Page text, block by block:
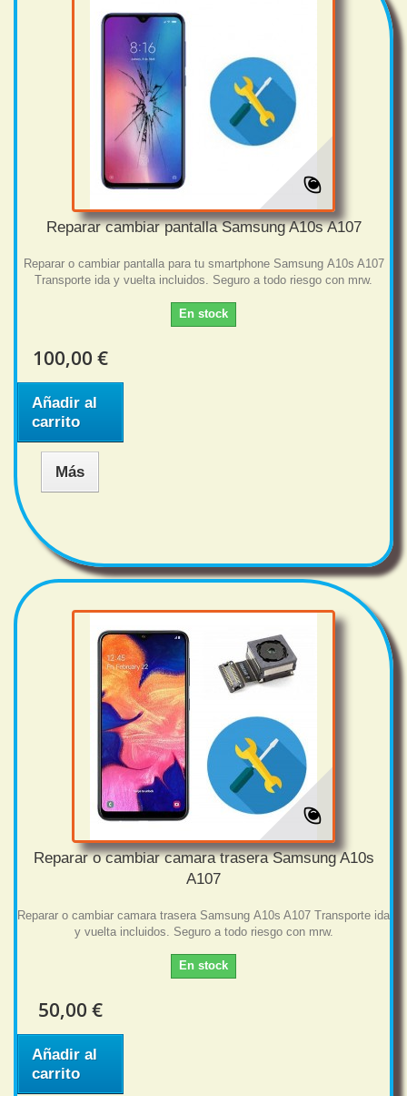
Reparar cambiar pantalla Samsung A10s A107
Reparar o cambiar pantalla para tu smartphone Samsung A10s A107
Transporte ida y vuelta incluidos. Seguro a todo riesgo con mrw.
En stock
100,00 €
Añadir al
carrito
Más
Reparar o cambiar camara trasera Samsung A10s
A107
Reparar o cambiar camara trasera Samsung A10s A107 Transporte ida
y vuelta incluidos. Seguro a todo riesgo con mrw.
En stock
50,00 €
Añadir al
carrito